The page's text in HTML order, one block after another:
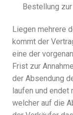
Bestellung
Liegen mehrere
kommt der
eine der
Frist zur
der Absendung
laufen und endet
welcher auf die